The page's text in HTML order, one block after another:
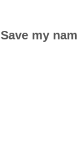
Save my